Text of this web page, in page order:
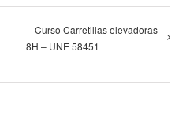
Curso Carretillas elevadoras
8H – UNE 58451